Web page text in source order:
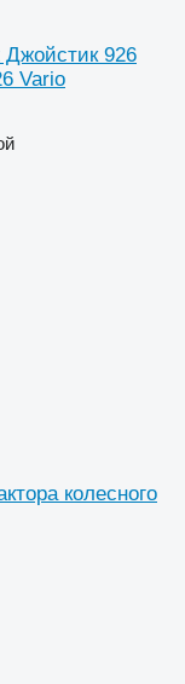
Джойстик 926
Vario
колесного